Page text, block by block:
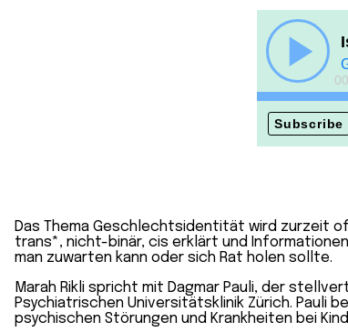
Das Thema Geschlechtsidentität wird zurzeit
trans*, nicht-binär, cis erklärt und
man zuwarten kann oder sich Rat holen sollte.
Marah Rikli spricht mit Dagmar Pauli, der
Psychiatrischen Universitätsklinik Zürich.
psychischen Störungen und Krankheiten bei